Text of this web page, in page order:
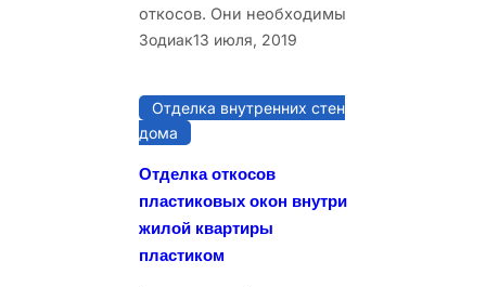
откосов. Они необходимы
Зодиак13 июля, 2019
Отделка внутренних стен
дома
Отделка откосов
пластиковых окон внутри
жилой квартиры
пластиком